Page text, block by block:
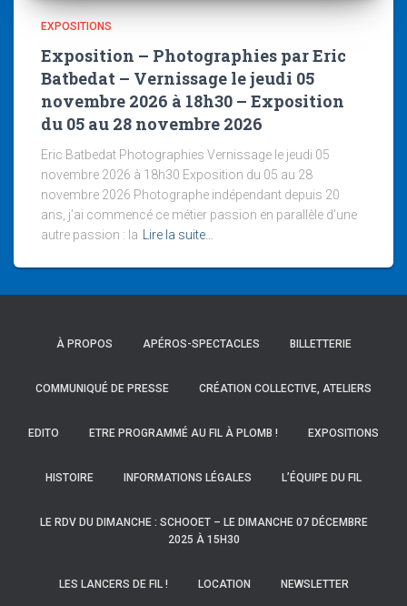
EXPOSITIONS
Exposition – Photographies par Eric
Batbedat – Vernissage le jeudi 05
novembre 2026 à 18h30 – Exposition
du 05 au 28 novembre 2026
Eric Batbedat Photographies Vernissage le jeudi 05
novembre 2026 à 18h30 Exposition du 05 au 28
novembre 2026 Photographe indépendant depuis 20
ans, j’ai commencé ce métier passion en parallèle d’une
autre passion : la Lire la suite…
À PROPOS APÉROS-SPECTACLES BILLETTERIE
COMMUNIQUÉ DE PRESSE CRÉATION COLLECTIVE, ATELIERS
EDITO ETRE PROGRAMMÉ AU FIL À PLOMB ! EXPOSITIONS
HISTOIRE INFORMATIONS LÉGALES L’ÉQUIPE DU FIL
LE RDV DU DIMANCHE : SCHOOET – LE DIMANCHE 07 DÉCEMBRE
2025 À 15H30
LES LANCERS DE FIL ! LOCATION NEWSLETTER